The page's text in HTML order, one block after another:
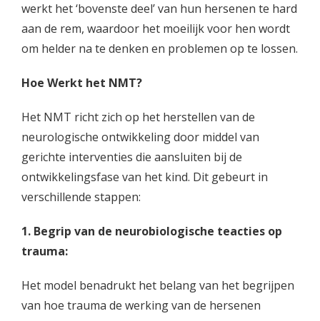
werkt het ‘bovenste deel’ van hun hersenen te hard
aan de rem, waardoor het moeilijk voor hen wordt
om helder na te denken en problemen op te lossen.
Hoe Werkt het NMT?
Het NMT richt zich op het herstellen van de
neurologische ontwikkeling door middel van
gerichte interventies die aansluiten bij de
ontwikkelingsfase van het kind. Dit gebeurt in
verschillende stappen:
1. Begrip van de neurobiologische teacties op
trauma:
Het model benadrukt het belang van het begrijpen
van hoe trauma de werking van de hersenen